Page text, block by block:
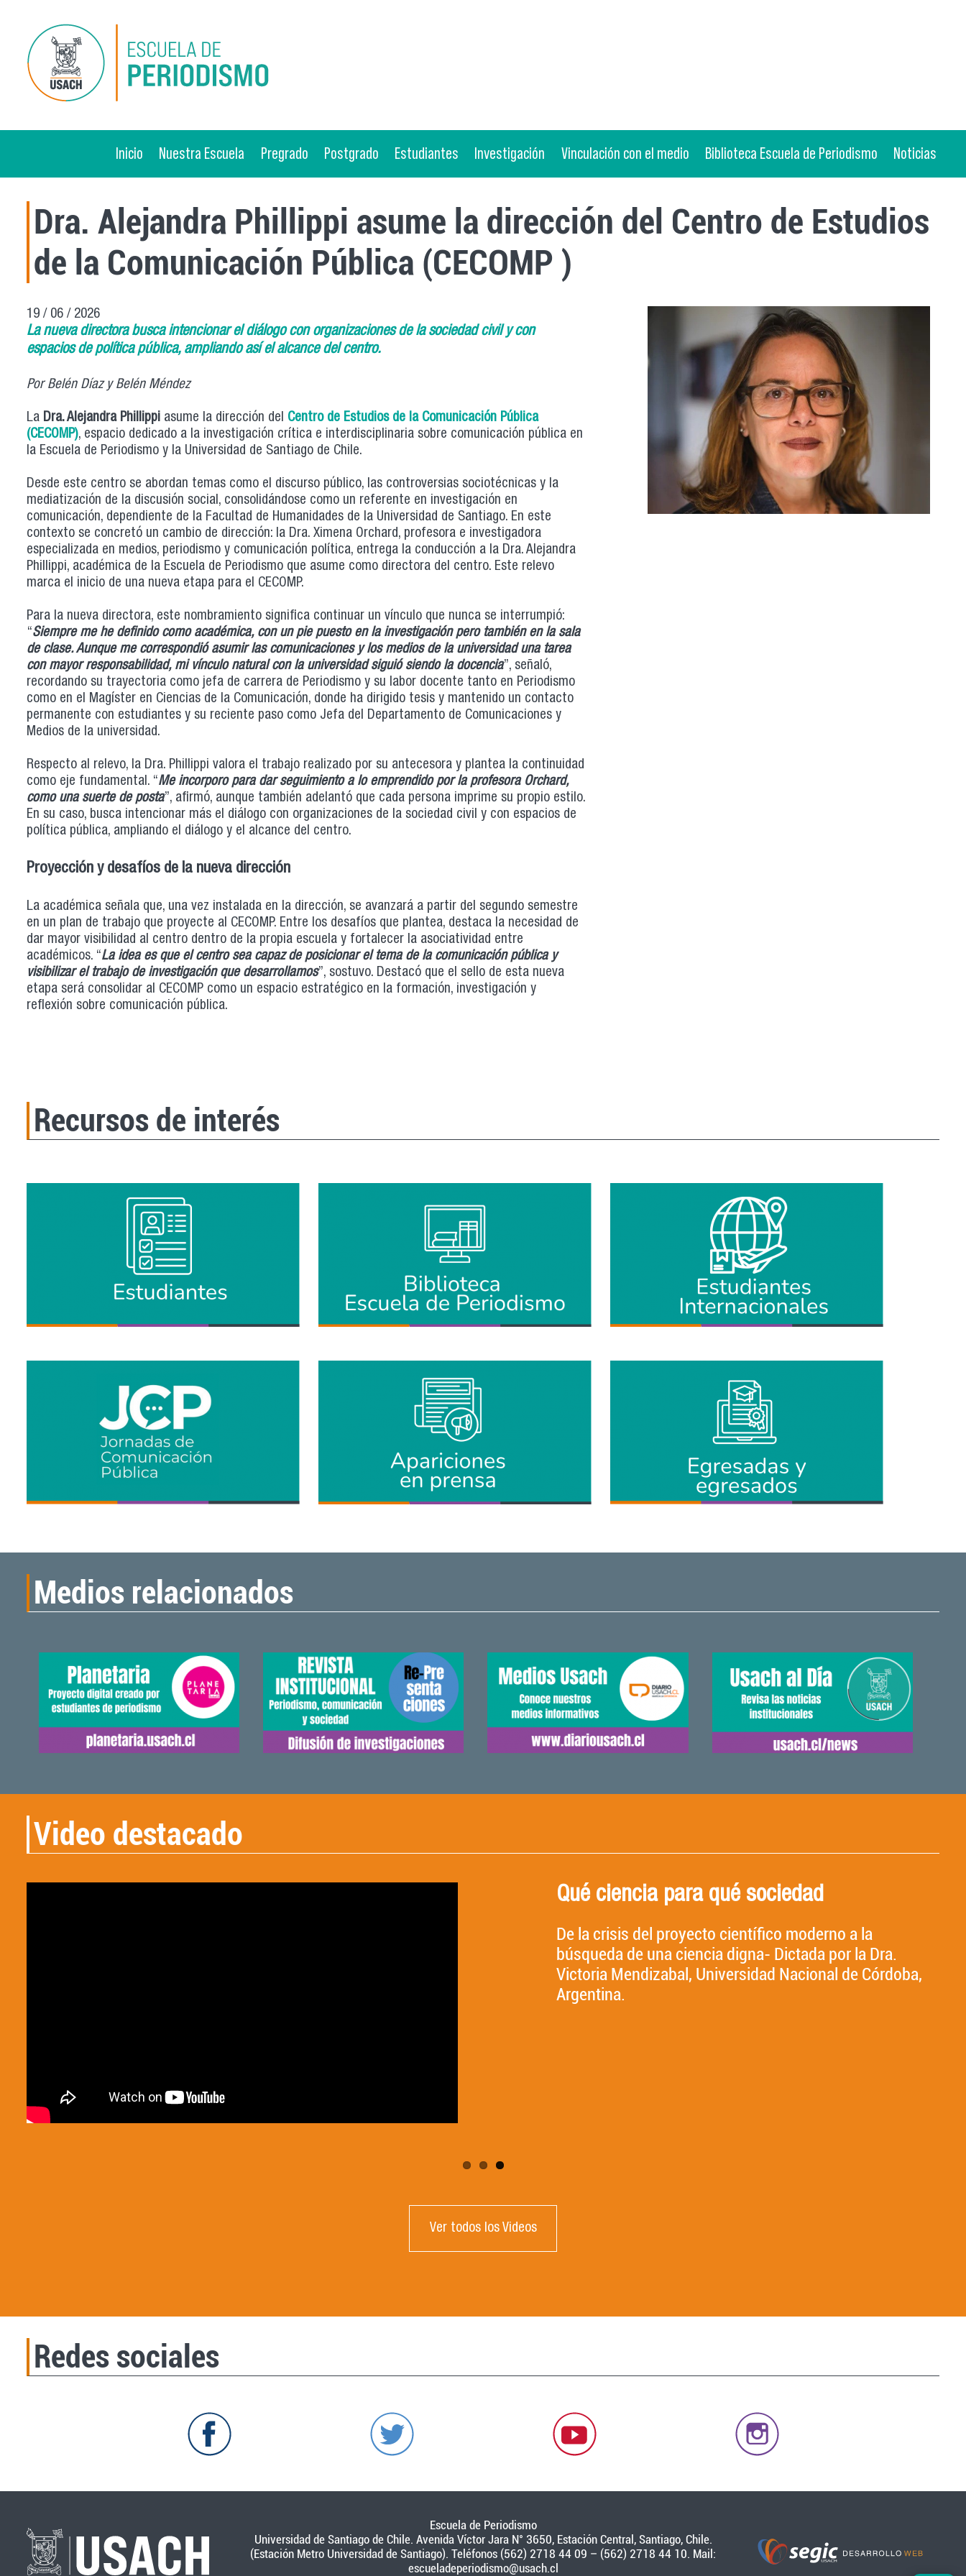
Inicio Nuestra Escuela Pregrado Postgrado Estudiantes Investigación Vinculación con el medio Biblioteca Escuela de Periodismo Noticias
Dra. Alejandra Phillippi asume la dirección del Centro de Estudios
de la Comunicación Pública (CECOMP )
19 / 06 / 2026
La nueva directora busca intencionar el diálogo con organizaciones de la sociedad civil y con
espacios de política pública, ampliando así el alcance del centro.
Por Belén Díaz y Belén Méndez
La Dra. Alejandra Phillippi asume la dirección del Centro de Estudios de la Comunicación Pública
(CECOMP), espacio dedicado a la investigación crítica e interdisciplinaria sobre comunicación pública en
la Escuela de Periodismo y la Universidad de Santiago de Chile.
Desde este centro se abordan temas como el discurso público, las controversias sociotécnicas y la
mediatización de la discusión social, consolidándose como un referente en investigación en
comunicación, dependiente de la Facultad de Humanidades de la Universidad de Santiago. En este
contexto se concretó un cambio de dirección: la Dra. Ximena Orchard, profesora e investigadora
especializada en medios, periodismo y comunicación política, entrega la conducción a la Dra. Alejandra
Phillippi, académica de la Escuela de Periodismo que asume como directora del centro. Este relevo
marca el inicio de una nueva etapa para el CECOMP.
Para la nueva directora, este nombramiento significa continuar un vínculo que nunca se interrumpió:
“Siempre me he definido como académica, con un pie puesto en la investigación pero también en la sala
de clase. Aunque me correspondió asumir las comunicaciones y los medios de la universidad una tarea
con mayor responsabilidad, mi vínculo natural con la universidad siguió siendo la docencia”, señaló,
recordando su trayectoria como jefa de carrera de Periodismo y su labor docente tanto en Periodismo
como en el Magíster en Ciencias de la Comunicación, donde ha dirigido tesis y mantenido un contacto
permanente con estudiantes y su reciente paso como Jefa del Departamento de Comunicaciones y
Medios de la universidad.
Respecto al relevo, la Dra. Phillippi valora el trabajo realizado por su antecesora y plantea la continuidad
como eje fundamental. “Me incorporo para dar seguimiento a lo emprendido por la profesora Orchard,
como una suerte de posta”, afirmó, aunque también adelantó que cada persona imprime su propio estilo.
En su caso, busca intencionar más el diálogo con organizaciones de la sociedad civil y con espacios de
política pública, ampliando el diálogo y el alcance del centro.
Proyección y desafíos de la nueva dirección
La académica señala que, una vez instalada en la dirección, se avanzará a partir del segundo semestre
en un plan de trabajo que proyecte al CECOMP. Entre los desafíos que plantea, destaca la necesidad de
dar mayor visibilidad al centro dentro de la propia escuela y fortalecer la asociatividad entre
académicos. “La idea es que el centro sea capaz de posicionar el tema de la comunicación pública y
visibilizar el trabajo de investigación que desarrollamos”, sostuvo. Destacó que el sello de esta nueva
etapa será consolidar al CECOMP como un espacio estratégico en la formación, investigación y
reflexión sobre comunicación pública.
Recursos de interés
Medios relacionados
Video destacado
Qué ciencia para qué sociedad
De la crisis del proyecto científico moderno a la
búsqueda de una ciencia digna- Dictada por la Dra.
Victoria Mendizabal, Universidad Nacional de Córdoba,
Argentina.
Ver todos los Videos
Redes sociales
Escuela de Periodismo
Universidad de Santiago de Chile. Avenida Víctor Jara N° 3650, Estación Central, Santiago, Chile.
(Estación Metro Universidad de Santiago). Teléfonos (562) 2718 44 09 – (562) 2718 44 10. Mail:
escueladeperiodismo@usach.cl